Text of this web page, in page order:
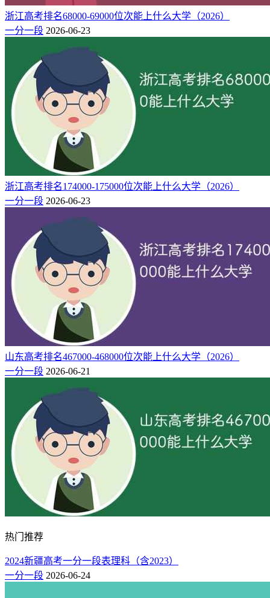
浙江高考排名68000-69000位次能上什么大学（2026）
一分一段 2026-06-23
浙江高考排名174000-175000位次能上什么大学（2026）
一分一段 2026-06-23
山东高考排名467000-468000位次能上什么大学（2026）
一分一段 2026-06-21
热门推荐
2024新疆高考一分一段表理科（含2023）
一分一段 2026-06-24